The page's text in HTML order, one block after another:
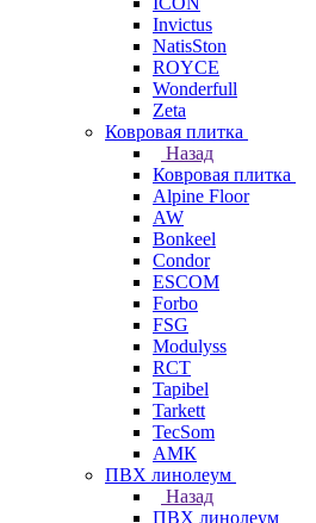
Invictus
NatisSton
ROYCE
Wonderfull
Zeta
Ковровая плитка
Назад
Ковровая плитка
Alpine Floor
AW
Bonkeel
Condor
ESCOM
Forbo
FSG
Modulyss
RCT
Tapibel
Tarkett
TecSom
АМК
ПВХ линолеум
Назад
ПВХ линолеум